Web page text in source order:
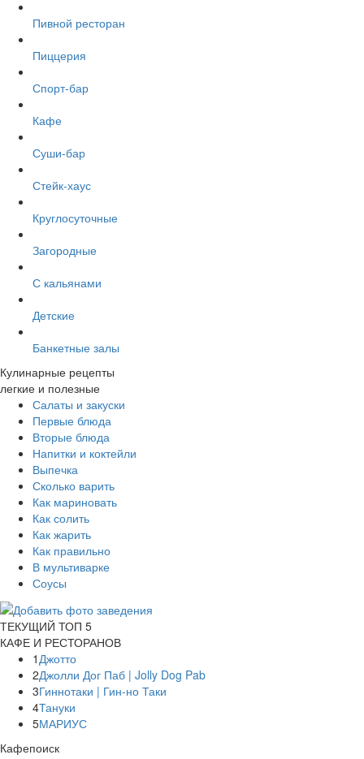
Пивной ресторан
Пиццерия
Спорт-бар
Кафе
Суши-бар
Стейк-хаус
Круглосуточные
Загородные
С кальянами
Детские
Банкетные залы
Кулинарные рецепты
легкие и полезные
Салаты и закуски
Первые блюда
Вторые блюда
Напитки и коктейли
Выпечка
Сколько варить
Как мариновать
Как солить
Как жарить
Как правильно
В мультиварке
Соусы
ТЕКУЩИЙ ТОП 5
КАФЕ И РЕСТОРАНОВ
1 Джотто
2Джолли Дог Паб | Jolly Dog Pab
3Гиннотаки | Гин-но Таки
4Тануки
5МАРИУС
Кафепоиск